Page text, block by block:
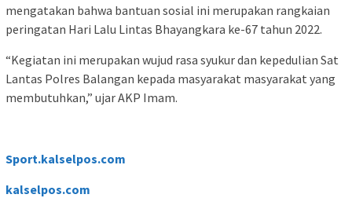
mengatakan bahwa bantuan sosial ini merupakan rangkaian
peringatan Hari Lalu Lintas Bhayangkara ke-67 tahun 2022.
“Kegiatan ini merupakan wujud rasa syukur dan kepedulian Sat
Lantas Polres Balangan kepada masyarakat masyarakat yang
membutuhkan,” ujar AKP Imam.
Sport.kalselpos.com
kalselpos.com